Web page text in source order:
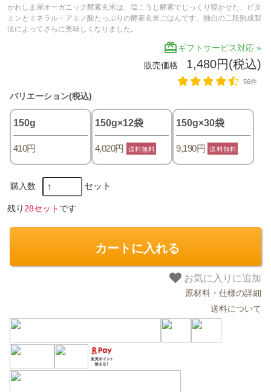
かわしま屋オーガニック酵素玄米は、塩こうじ酵素でじっくり寝かせた、ビタ
ミンとミネラル・アミノ酸たっぷりの酵素玄米ごはんです。独自の二段熟成製
法によってさらに美味しくなりました。
redeemギフトサービス対応 »
販売価格 1,480円(税込)
56件
バリエーション(税込)
150g
410円
150g×12袋
4,020円 送料無料
150g×30袋
9,190円 送料無料
購入数 セット
残り 28セット です
カートに入れる
お気に入りに追加
原材料・仕様の詳細
送料について